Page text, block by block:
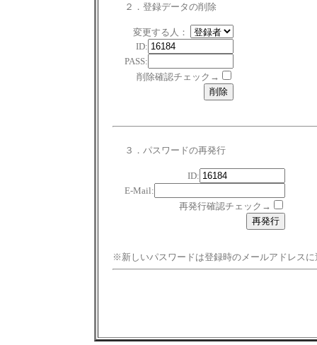
２．登録データの削除
変更する人：
ID:
PASS:
削除確認チェック→
３．パスワードの再発行
ID:
E-Mail:
再発行確認チェック→
※新しいパスワードは登録時のメールアドレスに